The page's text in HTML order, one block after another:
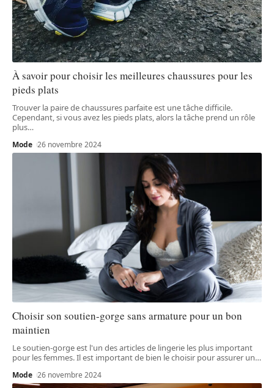
À savoir pour choisir les meilleures chaussures pour les
pieds plats
Trouver la paire de chaussures parfaite est une tâche difficile.
Cependant, si vous avez les pieds plats, alors la tâche prend un rôle
plus…
Mode 26 novembre 2024
Choisir son soutien-gorge sans armature pour un bon
maintien
Le soutien-gorge est l'un des articles de lingerie les plus important
pour les femmes. Il est important de bien le choisir pour assurer un…
Mode 26 novembre 2024